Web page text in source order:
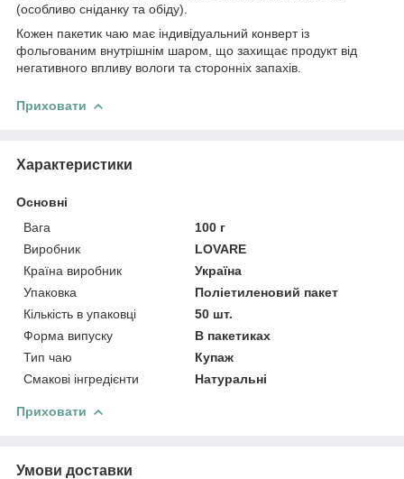
(особливо сніданку та обіду).
Кожен пакетик чаю має індивідуальний конверт із
фольгованим внутрішнім шаром, що захищає продукт від
негативного впливу вологи та сторонніх запахів.
Приховати
Характеристики
Основні
Вага
100 г
Виробник
LOVARE
Країна виробник
Україна
Упаковка
Поліетиленовий пакет
Кількість в упаковці
50 шт.
Форма випуску
В пакетиках
Тип чаю
Купаж
Смакові інгредієнти
Натуральні
Приховати
Умови доставки